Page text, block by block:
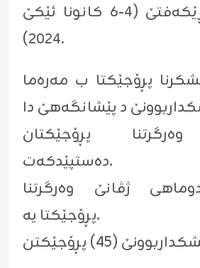
ڕێکخستن ل ڕێکەفتێ (٤-٦ کانونا ئێکێ
٢٠٢٤).
پڕۆجێکتا ب مەرەما
١١-٢٠٢٤ وەرگرتنا پڕۆجێکتان
دەستپێدکەت.
١١-٢٠٢٤ دوماهی ژڤانێ وەرگرتنا
پڕۆجێکتا یە.